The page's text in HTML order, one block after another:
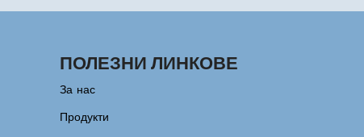
ПОЛЕЗНИ ЛИНКОВЕ
За нас
Продукти